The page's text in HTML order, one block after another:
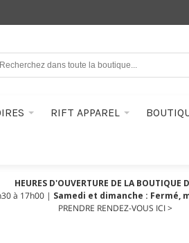
RIFT APPAREL
HEURES D'OUVERTURE DE LA BOUTIQUE
à 17h00 | Samedi et dimanche : Fermé,
PRENDRE RENDEZ-VOUS ICI >